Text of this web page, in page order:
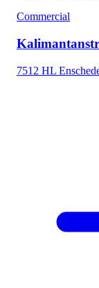
Commercial
7512 HL